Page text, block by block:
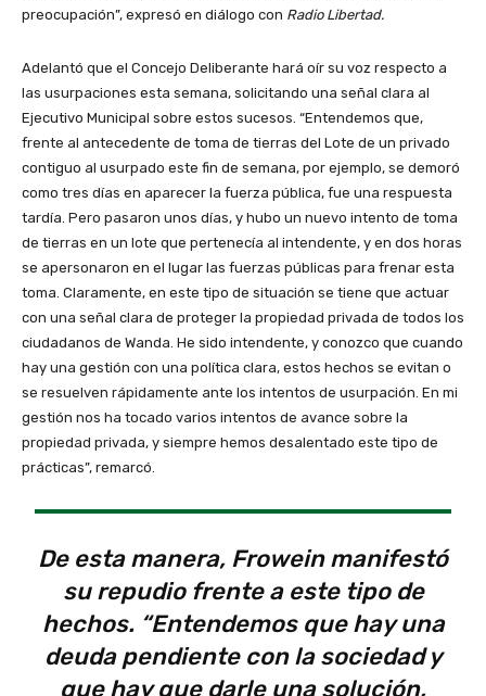
preocupación”, expresó en diálogo con Radio Libertad.
Adelantó que el Concejo Deliberante hará oír su voz respecto a
las usurpaciones esta semana, solicitando una señal clara al
Ejecutivo Municipal sobre estos sucesos. “Entendemos que,
frente al antecedente de toma de tierras del Lote de un privado
contiguo al usurpado este fin de semana, por ejemplo, se demoró
como tres días en aparecer la fuerza pública, fue una respuesta
tardía. Pero pasaron unos días, y hubo un nuevo intento de toma
de tierras en un lote que pertenecía al intendente, y en dos horas
se apersonaron en el lugar las fuerzas públicas para frenar esta
toma. Claramente, en este tipo de situación se tiene que actuar
con una señal clara de proteger la propiedad privada de todos los
ciudadanos de Wanda. He sido intendente, y conozco que cuando
hay una gestión con una política clara, estos hechos se evitan o
se resuelven rápidamente ante los intentos de usurpación. En mi
gestión nos ha tocado varios intentos de avance sobre la
propiedad privada, y siempre hemos desalentado este tipo de
prácticas”, remarcó.
De esta manera, Frowein manifestó
su repudio frente a este tipo de
hechos. “Entendemos que hay una
deuda pendiente con la sociedad y
que hay que darle una solución,